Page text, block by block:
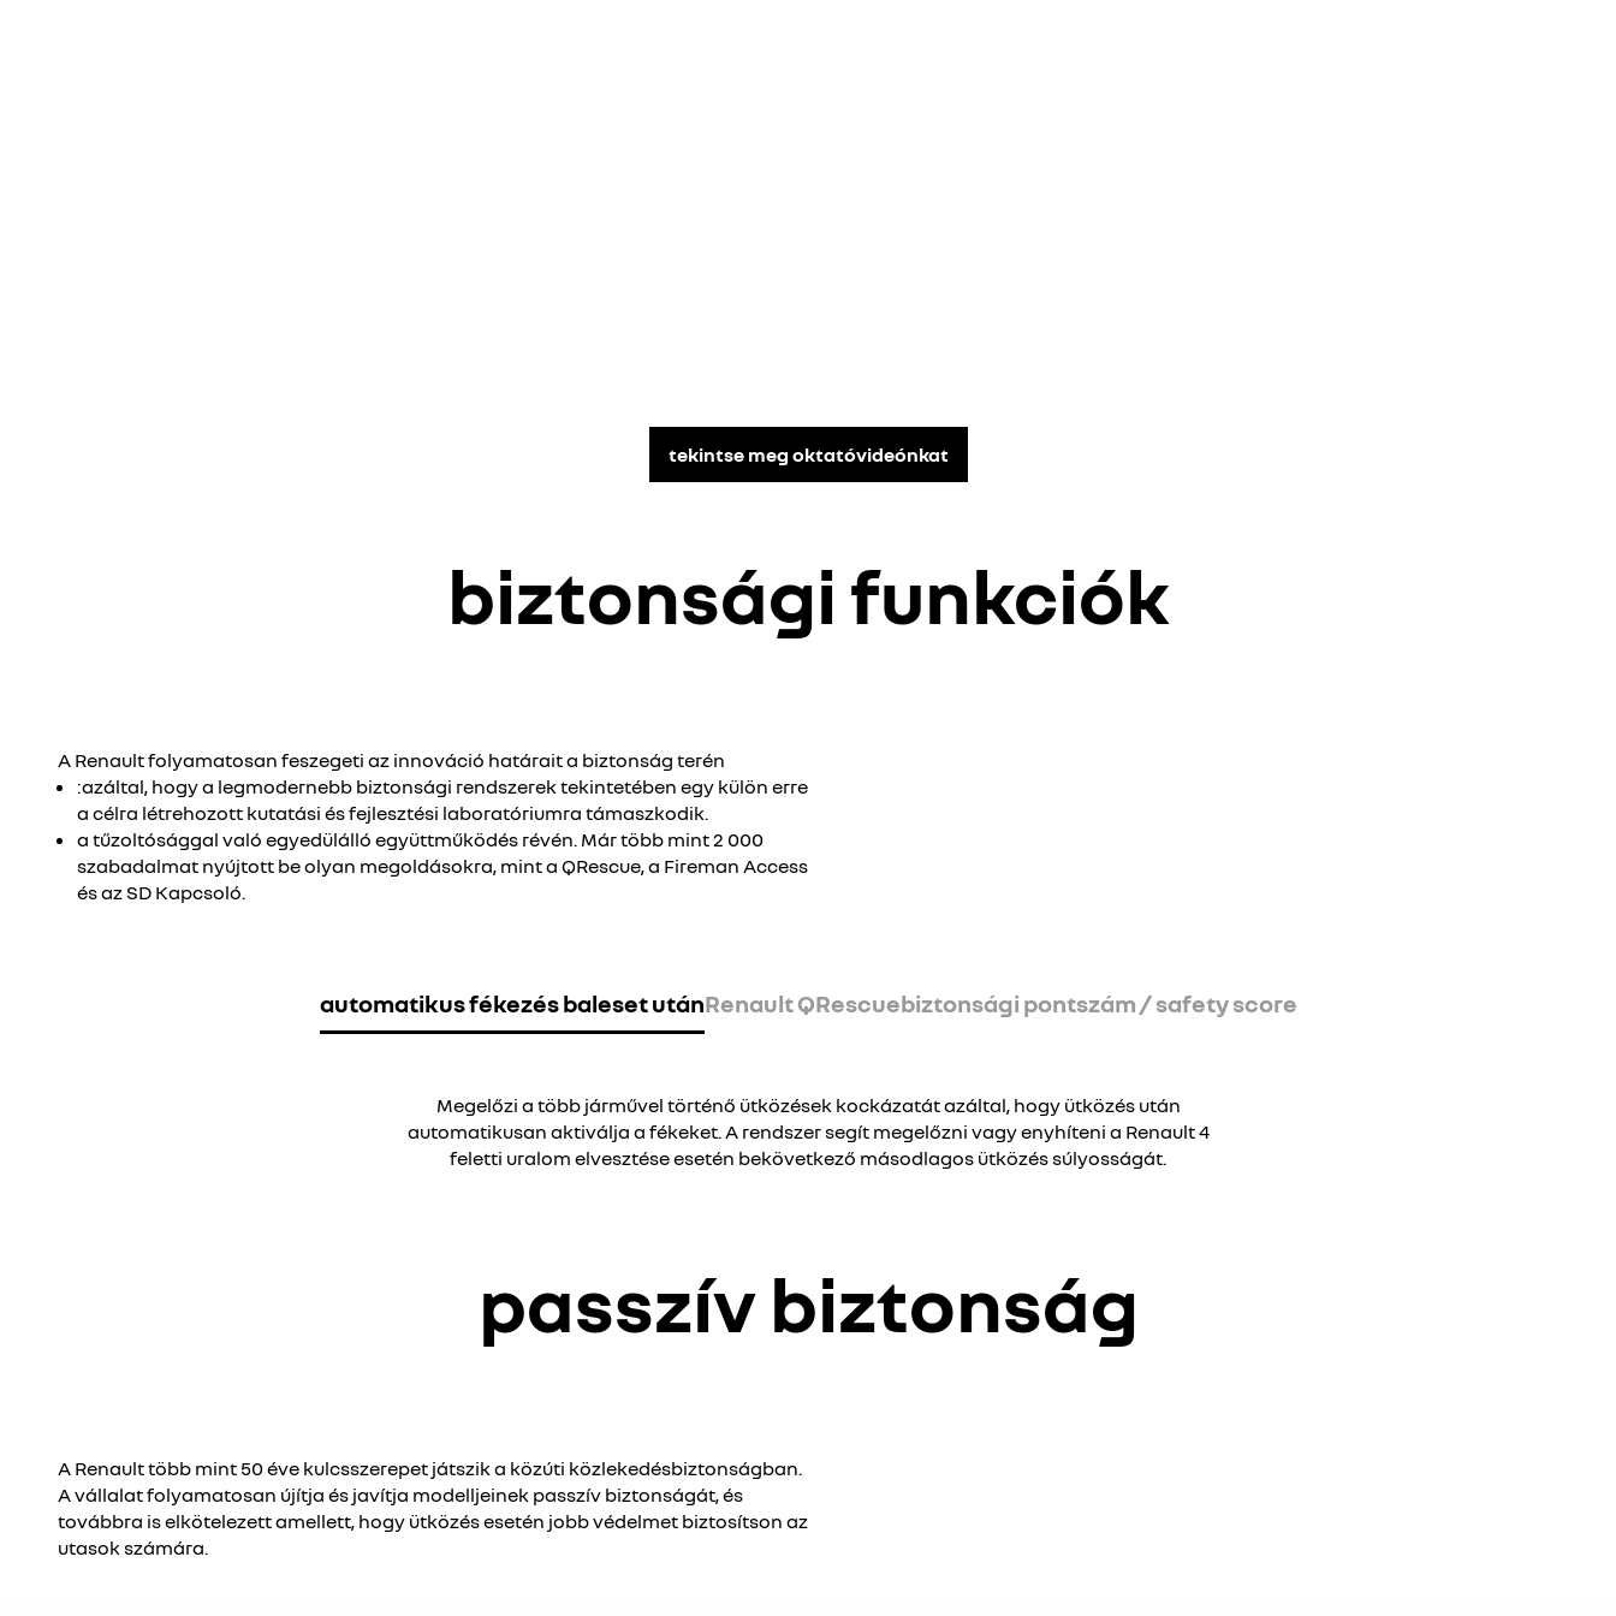
tekintse meg oktatóvideónkat
biztonsági funkciók
A Renault folyamatosan feszegeti az innováció határait a biztonság terén
:azáltal, hogy a legmodernebb biztonsági rendszerek tekintetében egy külön erre
a célra létrehozott kutatási és fejlesztési laboratóriumra támaszkodik.
a tűzoltósággal való egyedülálló együttműködés révén. Már több mint 2 000
szabadalmat nyújtott be olyan megoldásokra, mint a QRescue, a Fireman Access
és az SD Kapcsoló.
automatikus fékezés baleset utánRenault QRescuebiztonsági pontszám / safety score
Megelőzi a több járművel történő ütközések kockázatát azáltal, hogy ütközés után
automatikusan aktiválja a fékeket. A rendszer segít megelőzni vagy enyhíteni a Renault 4
feletti uralom elvesztése esetén bekövetkező másodlagos ütközés súlyosságát.
passzív biztonság
A Renault több mint 50 éve kulcsszerepet játszik a közúti közlekedésbiztonságban.
A vállalat folyamatosan újítja és javítja modelljeinek passzív biztonságát, és
továbbra is elkötelezett amellett, hogy ütközés esetén jobb védelmet biztosítson az
utasok számára.